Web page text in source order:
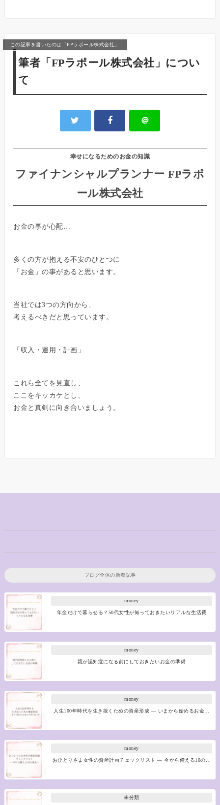
この記事を書いたのは「FPラポール株式会社」
筆者「FPラポール株式会社」につい
て
＠
幸せになるためのお金の知識
ファイナンシャルプランナー FPラポ
ール株式会社
お金の事が心配…
多くの方が抱える不安のひとつに
「お金」の事があると思います。
当社では3つの方向から、
考えるべきだと思っています。
「収入・運用・計画」
これら全てを見直し、
ここをキッカケとし、
お金と真剣に向き合いましょう。
ブログ全体の新着記事
money
年金だけで暮らせる？50代女性が知っておきたいリアルな生活費
money
親が認知症になる前にしておきたいお金の準備
money
人生100年時代を生き抜くための資産形成 ― いまから始めるお金…
money
おひとりさま女性の資産計画チェックリスト ― 今から備える10の…
未分類